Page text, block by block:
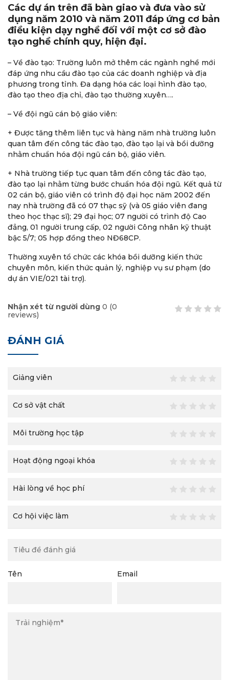
Các dự án trên đã bàn giao và đưa vào sử
dụng năm 2010 và năm 2011 đáp ứng cơ bản
điều kiện dạy nghề đối với một cơ sở đào
tạo nghề chính quy, hiện đại.
– Về đào tạo: Trường luôn mở thêm các ngành nghề mới
đáp ứng nhu cầu đào tạo của các doanh nghiệp và địa
phương trong tỉnh. Đa dạng hóa các loại hình đào tạo,
đào tạo theo địa chỉ, đào tạo thường xuyên….
– Về đội ngũ cán bộ giáo viên:
+ Được tăng thêm liên tục và hàng năm nhà trường luôn
quan tâm đến công tác đào tạo, đào tạo lại và bồi dưỡng
nhằm chuẩn hóa đội ngũ cán bộ, giáo viên.
+ Nhà trường tiếp tục quan tâm đến công tác đào tạo,
đào tạo lại nhằm từng bước chuẩn hóa đội ngũ. Kết quả từ
02 cán bộ, giáo viên có trình độ đại học năm 2002 đến
nay nhà trường đã có 07 thạc sỹ (và 05 giáo viên đang
theo học thạc sĩ); 29 đại học; 07 người có trình độ Cao
đẳng, 01 người trung cấp, 02 người Công nhân kỹ thuật
bậc 5/7; 05 hợp đồng theo NĐ68CP.
Thường xuyên tổ chức các khóa bồi dưỡng kiến thức
chuyên môn, kiến thức quản lý, nghiệp vụ sư phạm (do
dự án VIE/021 tài trợ).
Nhận xét từ người dùng 0 (0
reviews)
ĐÁNH GIÁ
Giảng viên
Cơ sở vật chất
Môi trường học tập
Hoạt động ngoại khóa
Hài lòng về học phí
Cơ hội việc làm
Tên Email